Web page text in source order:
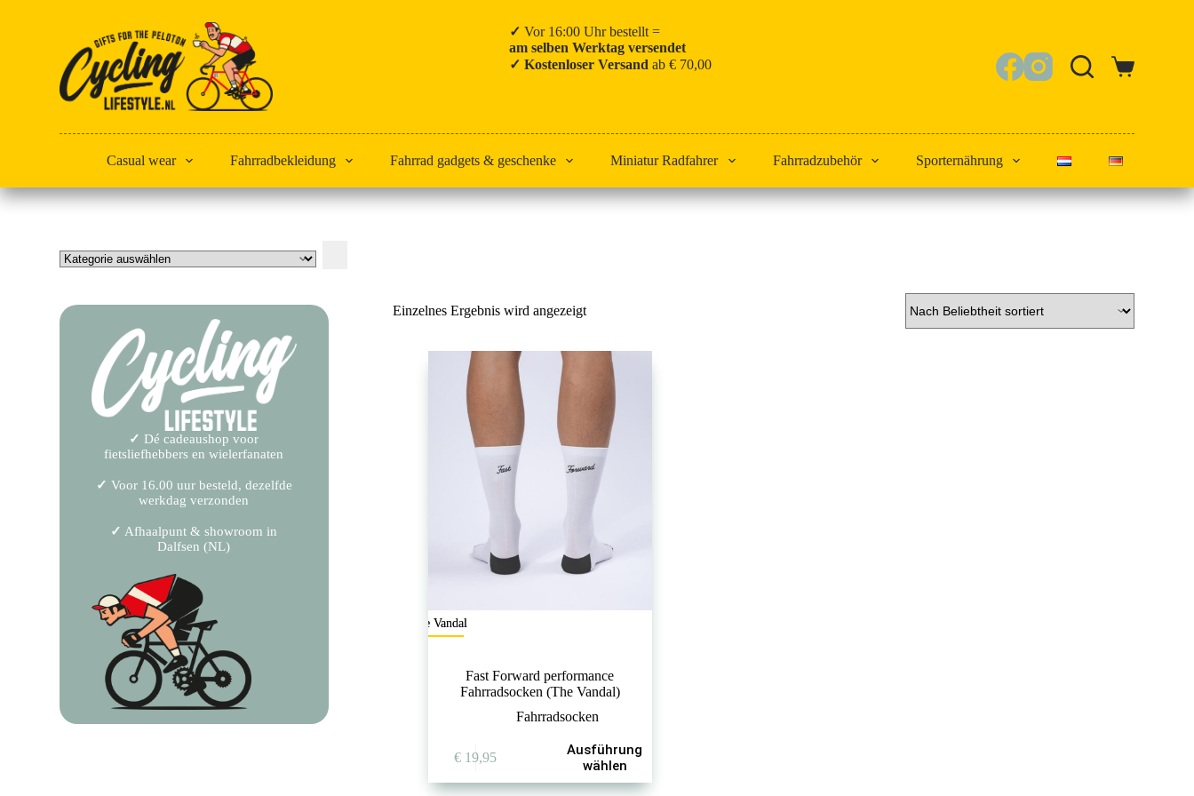
✓ Vor 16:00 Uhr bestellt =
am selben Werktag versendet
✓ Kostenloser Versand ab € 70,00
Warenkorb
Casual wear Fahrradbekleidung Fahrrad gadgets & geschenke Miniatur Radfahrer Fahrradzubehör Sporternährung
Einzelnes Ergebnis wird angezeigt
The Vandal
Fast Forward performance
Fahrradsocken (The Vandal)
Fahrradsocken
€ 19,95
Ausführung
wählen
Produkt
mehrere
auswählen
✓ Dé cadeaushop voor
fietsliefhebbers en wielerfanaten
✓ Voor 16.00 uur besteld, dezelfde
werkdag verzonden
✓ Afhaalpunt & showroom in
Dalfsen (NL)